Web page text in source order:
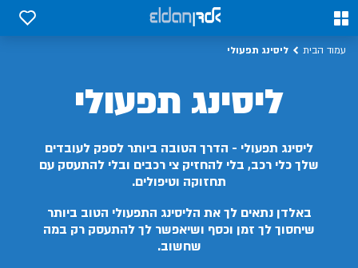
0
0
עמוד הבית ליסינג תפעולי
ליסינג תפעולי
ליסינג תפעולי - הדרך הטובה ביותר לספק לעובדים
שלך כלי רכב, בלי להחזיק צי רכבים ובלי להתעסק עם
תחזוקה וטיפולים.
באלדן נתאים לך את הליסינג התפעולי הטוב ביותר
שיחסוך לך זמן וכסף ושיאפשר לך להתעסק רק במה
שחשוב.